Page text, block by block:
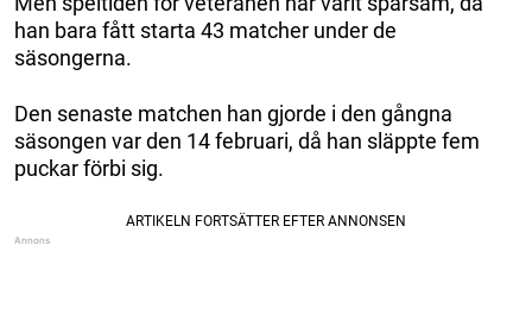
han bara fått starta 43 matcher under de
säsongerna.
Den senaste matchen han gjorde i den gångna
säsongen var den 14 februari, då han släppte fem
puckar förbi sig.